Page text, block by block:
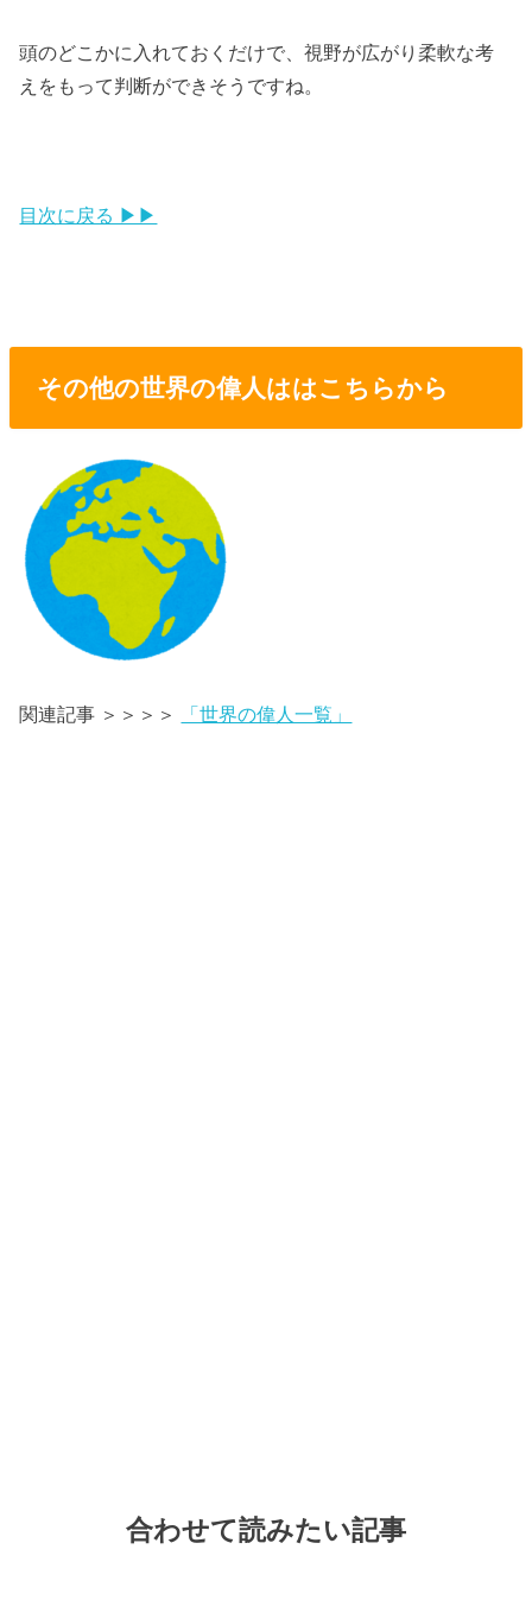
頭のどこかに入れておくだけで、視野が広がり柔軟な考
えをもって判断ができそうですね。
目次に戻る ▶▶
その他の世界の偉人ははこちらから
関連記事 ＞＞＞＞ 「世界の偉人一覧」
合わせて読みたい記事